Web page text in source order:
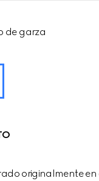
de garza
originalmente